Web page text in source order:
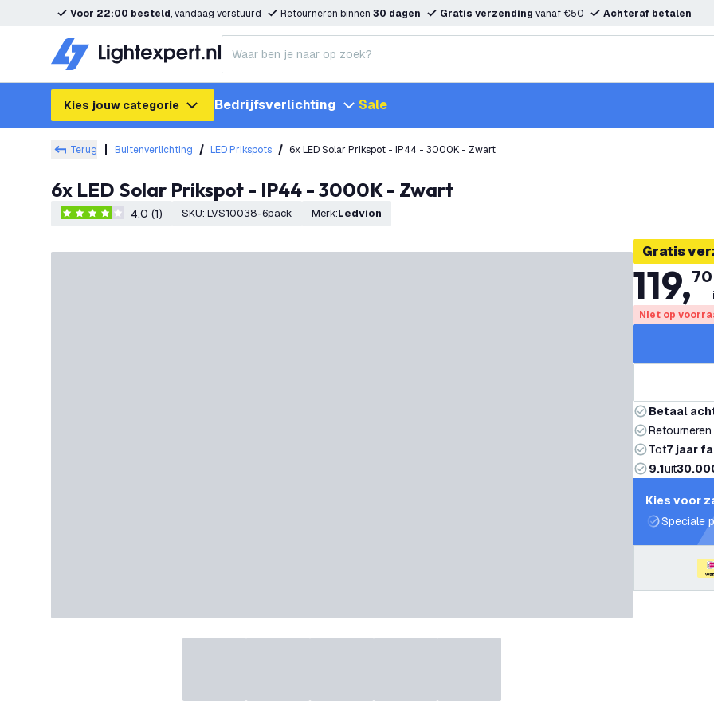
Voor 22:00 besteld, vandaag verstuurd Retourneren binnen 30 dagen Gratis verzending vanaf €50 Achteraf betalen
Kies jouw categorie Bedrijfsverlichting Sale
Terug Buitenverlichting LED Prikspots 6x LED Solar Prikspot - IP44 - 3000K - Zwart
6x LED Solar Prikspot - IP44 - 3000K - Zwart
4 score sterren4.0 (1) SKU: LVS10038-6pack Merk: Ledvion
Gratis
119,70
Niet op
Betaal
Tot7 jaar
9.1uit
Kies voor
Speciale